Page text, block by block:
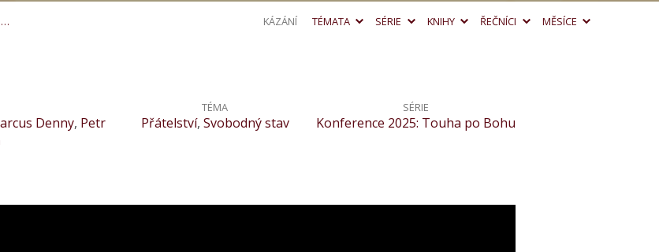
KÁZÁNÍ TÉMATA SÉRIE KNIHY ŘEČNÍCI MĚSÍCE
Denny, Petr
TÉMA
Přátelství, Svobodný stav
SÉRIE
Konference 2025: Touha po Bohu